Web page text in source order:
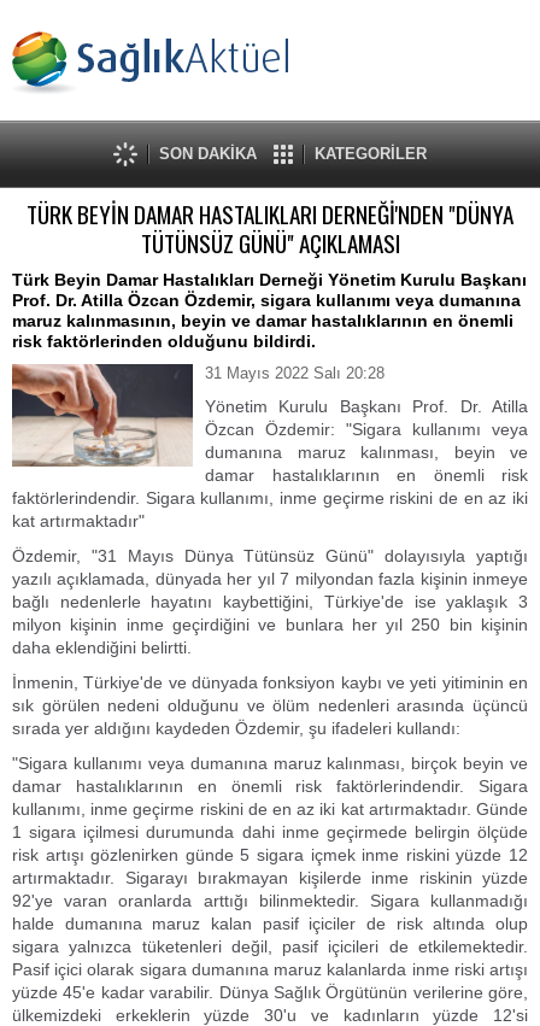
SON DAKİKA KATEGORİLER
TÜRK BEYİN DAMAR HASTALIKLARI DERNEĞİ'NDEN "DÜNYA
TÜTÜNSÜZ GÜNÜ" AÇIKLAMASI
Türk Beyin Damar Hastalıkları Derneği Yönetim Kurulu Başkanı
Prof. Dr. Atilla Özcan Özdemir, sigara kullanımı veya dumanına
maruz kalınmasının, beyin ve damar hastalıklarının en önemli
risk faktörlerinden olduğunu bildirdi.
31 Mayıs 2022 Salı 20:28
Yönetim Kurulu Başkanı Prof. Dr. Atilla
Özcan Özdemir: "Sigara kullanımı veya
dumanına maruz kalınması, beyin ve
damar hastalıklarının en önemli risk
faktörlerindendir. Sigara kullanımı, inme geçirme riskini de en az iki
kat artırmaktadır"
Özdemir, "31 Mayıs Dünya Tütünsüz Günü" dolayısıyla yaptığı
yazılı açıklamada, dünyada her yıl 7 milyondan fazla kişinin inmeye
bağlı nedenlerle hayatını kaybettiğini, Türkiye'de ise yaklaşık 3
milyon kişinin inme geçirdiğini ve bunlara her yıl 250 bin kişinin
daha eklendiğini belirtti.
İnmenin, Türkiye'de ve dünyada fonksiyon kaybı ve yeti yitiminin en
sık görülen nedeni olduğunu ve ölüm nedenleri arasında üçüncü
sırada yer aldığını kaydeden Özdemir, şu ifadeleri kullandı:
"Sigara kullanımı veya dumanına maruz kalınması, birçok beyin ve
damar hastalıklarının en önemli risk faktörlerindendir. Sigara
kullanımı, inme geçirme riskini de en az iki kat artırmaktadır. Günde
1 sigara içilmesi durumunda dahi inme geçirmede belirgin ölçüde
risk artışı gözlenirken günde 5 sigara içmek inme riskini yüzde 12
artırmaktadır. Sigarayı bırakmayan kişilerde inme riskinin yüzde
92'ye varan oranlarda arttığı bilinmektedir. Sigara kullanmadığı
halde dumanına maruz kalan pasif içiciler de risk altında olup
sigara yalnızca tüketenleri değil, pasif içicileri de etkilemektedir.
Pasif içici olarak sigara dumanına maruz kalanlarda inme riski artışı
yüzde 45'e kadar varabilir. Dünya Sağlık Örgütünün verilerine göre,
ülkemizdeki erkeklerin yüzde 30'u ve kadınların yüzde 12'si